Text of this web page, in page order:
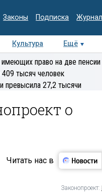
Законы Подписка
Культура Ещё
Колумнисты
право на две пенсии
тысяч человек
превысила 27,2 тысячи
о
Читать нас в
Законопроект: